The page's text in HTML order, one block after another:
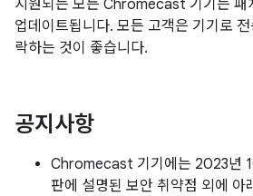
지원되는 모든 Chromecast 기기는
업데이트됩니다. 모든 고객은 기기로
락하는 것이 좋습니다.
공지사항
Chromecast 기기에는 2023년
판에 설명된 보안 취약점 외에 아